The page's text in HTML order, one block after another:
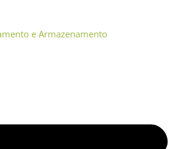
e Armazenamento